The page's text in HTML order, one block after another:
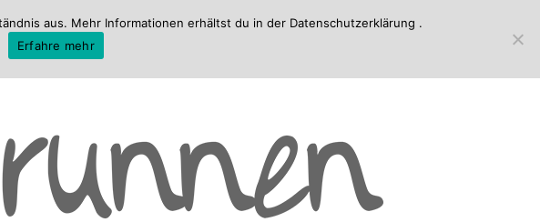
aus. Mehr Informationen erhältst du in der Datenschutzerklärung .
Erfahre mehr